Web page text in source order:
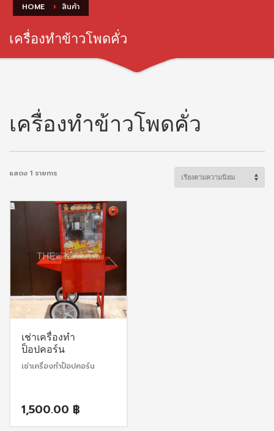
HOME สินค้า
เครื่องทำข้าวโพดคั่ว
เครื่องทำข้าวโพดคั่ว
แสดง 1 รายการ
เช่าเครื่องทำ
ป็อปคอร์น
เช่าเครื่องทำป็อปคอร์น
1,500.00 ฿